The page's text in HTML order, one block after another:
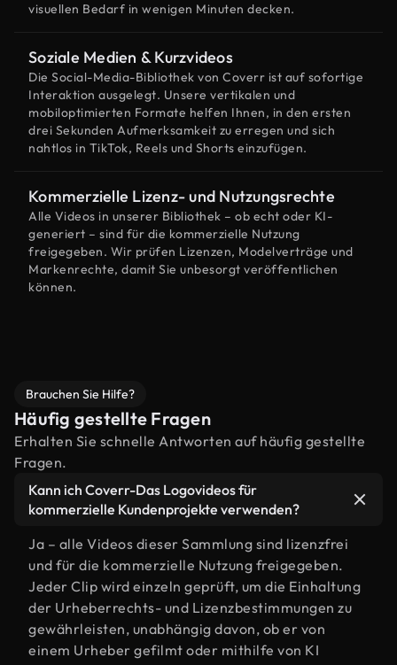
visuellen Bedarf in wenigen Minuten decken.
Soziale Medien & Kurzvideos
Die Social-Media-Bibliothek von Coverr ist auf sofortige
Interaktion ausgelegt. Unsere vertikalen und
mobiloptimierten Formate helfen Ihnen, in den ersten
drei Sekunden Aufmerksamkeit zu erregen und sich
nahtlos in TikTok, Reels und Shorts einzufügen.
Kommerzielle Lizenz- und Nutzungsrechte
Alle Videos in unserer Bibliothek – ob echt oder KI-
generiert – sind für die kommerzielle Nutzung
freigegeben. Wir prüfen Lizenzen, Modelverträge und
Markenrechte, damit Sie unbesorgt veröffentlichen
können.
Brauchen Sie Hilfe?
Häufig gestellte Fragen
Erhalten Sie schnelle Antworten auf häufig gestellte
Fragen.
Kann ich Coverr-Das Logovideos für
kommerzielle Kundenprojekte verwenden?
Ja – alle Videos dieser Sammlung sind lizenzfrei
und für die kommerzielle Nutzung freigegeben.
Jeder Clip wird einzeln geprüft, um die Einhaltung
der Urheberrechts- und Lizenzbestimmungen zu
gewährleisten, unabhängig davon, ob er von
einem Urheber gefilmt oder mithilfe von KI